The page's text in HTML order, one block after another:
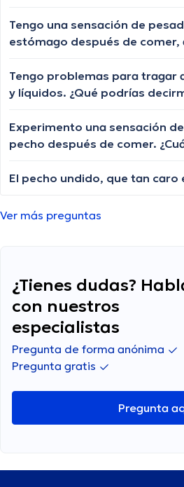
cuándo debería buscar
Tengo una sensación de
estómago después de comer,
posibles causas de esta
debería buscar orientación
Tengo problemas para tragar
y líquidos. ¿Qué podrías
buscar ayuda médica?
Experimento una sensación
pecho después de comer.
opresión y cuándo debería
El pecho undido, que tan caro
Ver más preguntas
¿Tienes dudas?
con nuestros
especialistas
Pregunta de forma anónima
Pregunta gratis
Pregunta